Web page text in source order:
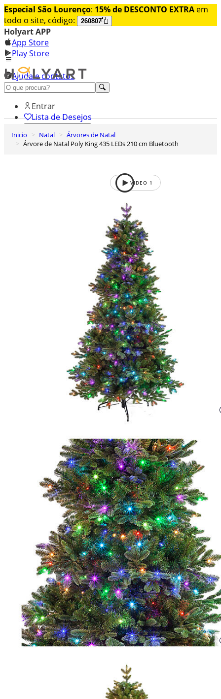
Especial São Lourenço: 15% de DESCONTO EXTRA em
todo o site, código:
260807
Holyart APP
App Store
Play Store
Ajuda e contatos
Conheça premium
Entrar
Lista de Desejos
Carrinho de Compras
Inicio Natal
Árvores de Natal
Árvore de Natal Poly King 435 LEDs 210 cm Bluetooth
VIDEO 1